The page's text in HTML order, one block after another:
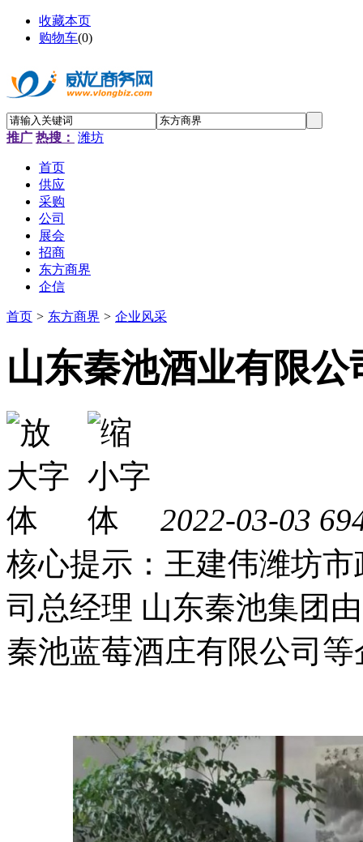
收藏本页
购物车(0)
推广 热搜： 潍坊
首页
供应
采购
公司
展会
招商
东方商界
企信
首页 > 东方商界 > 企业风采
山东秦池酒业有限
2022-03-03
核心提示：王建伟潍坊
司总经理 山东秦池集团
秦池蓝莓酒庄有限公司